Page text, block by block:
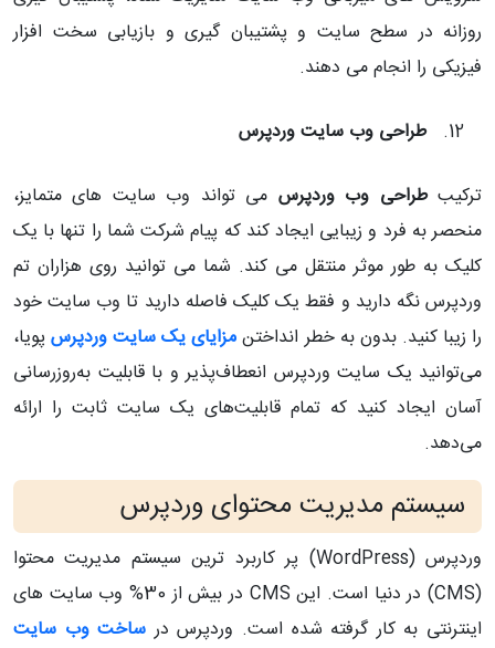
روزانه در سطح سایت و پشتیبان گیری و بازیابی سخت افزار
فیزیکی را انجام می دهند.
طراحی وب سایت وردپرس
ترکیبطراحی وب وردپرس می تواند وب سایت های متمایز،
منحصر به فرد و زیبایی ایجاد کند که پیام شرکت شما را تنها با یک
کلیک به طور موثر منتقل می کند. شما می توانید روی هزاران تم
وردپرس نگه دارید و فقط یک کلیک فاصله دارید تا وب سایت خود
را زیبا کنید. بدون به خطر انداختنمزایای یک سایت وردپرسپویا،
می‌توانید یک سایت وردپرس انعطاف‌پذیر و با قابلیت به‌روزرسانی
آسان ایجاد کنید که تمام قابلیت‌های یک سایت ثابت را ارائه
می‌دهد.
سیستم مدیریت محتوای وردپرس
وردپرس (WordPress) پر کاربرد ترین سیستم مدیریت محتوا
(CMS) در دنیا است. این CMS در بیش از 30% وب سایت های
اینترنتی به کار گرفته شده است. وردپرس در ساخت وب سایت